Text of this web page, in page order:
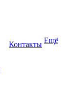
Контакты Ещё